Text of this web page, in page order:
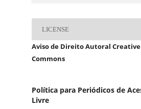
LICENSE
Aviso de Direito Autoral Creative
Commons
Política para Periódicos de
Livre